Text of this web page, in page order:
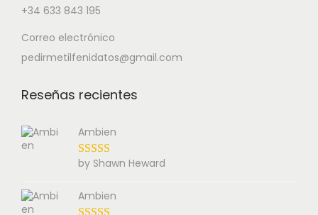
+34 633 843 195
Correo electrónico
pedirmetilfenidatos@gmail.com
Reseñas recientes
Ambien
by Shawn Heward
Ambien